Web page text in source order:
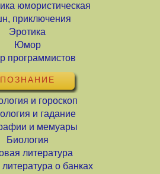
юмористическая
приключения
Эротика
Юмор
программистов
ПОЗНАНИЕ
и гороскоп
и гадание
и мемуары
Биология
литература
о банках